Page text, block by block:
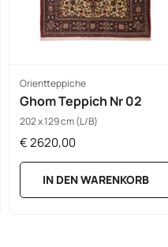
Orientteppiche
Ghom Teppich Nr 02
202 x 129 cm (L/B)
€2620,00
IN DEN WARENKORB